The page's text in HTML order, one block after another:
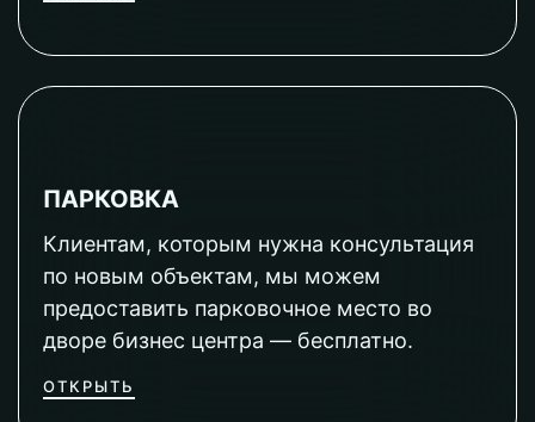
ПАРКОВКА
Клиентам, которым нужна консультация
по новым объектам, мы можем
предоставить парковочное место во
дворе бизнес центра — бесплатно.
ОТКРЫТЬ